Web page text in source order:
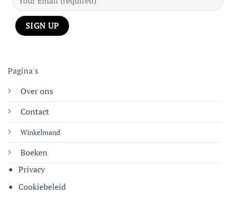
Pagina's
Over ons
Contact
Winkelmand
Boeken
Privacy
Cookiebeleid